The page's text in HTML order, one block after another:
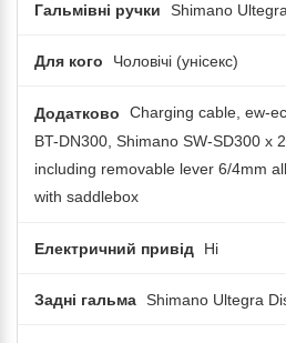
Гальмівні ручки Shimano Ultegra
Для кого Чоловічі (унісекс)
Додатково
Charging cable, ew-
BT-DN300, Shimano SW-SD300 x
including removable lever 6/4mm
with saddlebox
Електричний привід Ні
Задні гальма Shimano Ultegra